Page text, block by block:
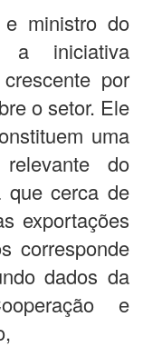
e ministro do
a iniciativa
por
o setor. Ele
uma
do
que cerca de
exportações
corresponde
dados da
e